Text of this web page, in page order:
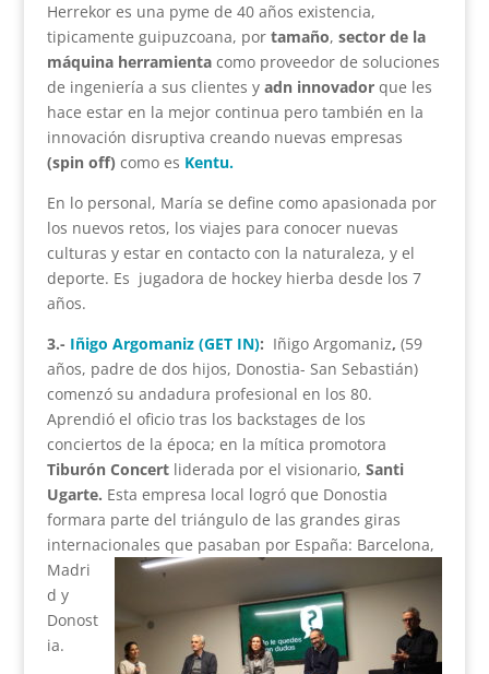
Herrekor es una pyme de 40 años existencia,
tipicamente guipuzcoana, por tamaño, sector de la
máquina herramientacomo proveedor de soluciones
de ingeniería a sus clientes y adn innovadorque les
hace estar en la mejor continua pero también en la
innovación disruptiva creando nuevas empresas
(spin off) como es Kentu.
En lo personal, María se define como apasionada por
los nuevos retos, los viajes para conocer nuevas
culturas y estar en contacto con la naturaleza, y el
deporte. Es jugadora de hockey hierba desde los 7
años.
3.- Iñigo Argomaniz (GET IN): Iñigo Argomaniz, (59
años, padre de dos hijos, Donostia- San Sebastián)
comenzó su andadura profesional en los 80.
Aprendió el oficio tras los backstages de los
conciertos de la época; en la mítica promotora
Tiburón Concert liderada por el visionario, Santi
Ugarte. Esta empresa local logró que Donostia
formara parte del triángulo de las grandes giras
internacionales que pasaban por España: Barcelona,
Madri
d y
Donost
ia.